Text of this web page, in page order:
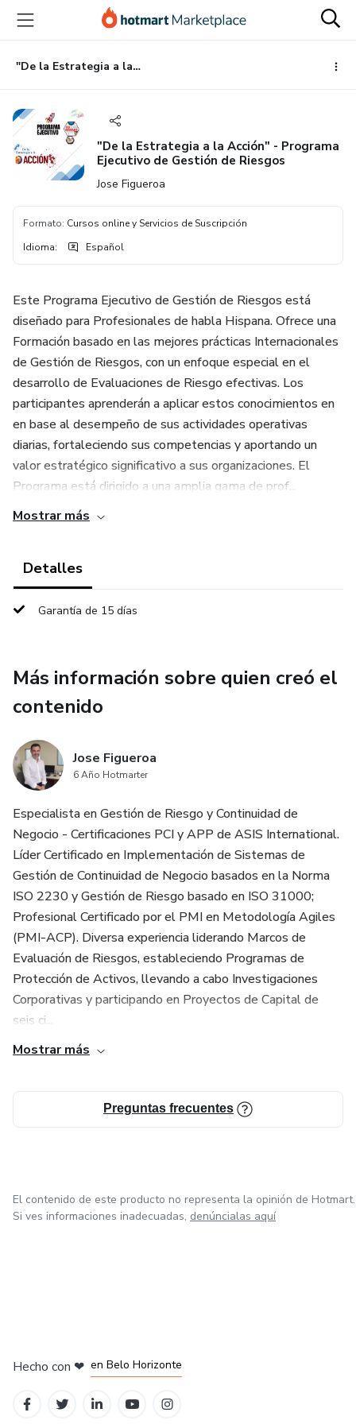
principal
página
de
página
"De la Estrategia a la Acción" - Programa Ejecutivo de Gestión de Riesgos
"De la Estrategia a la Acción" - Programa
Ejecutivo de Gestión de Riesgos
Jose Figueroa
Formato: Cursos online y Servicios de Suscripción
Idioma: Español
Este Programa Ejecutivo de Gestión de Riesgos está
diseñado para Profesionales de habla Hispana. Ofrece una
Formación basado en las mejores prácticas Internacionales
de Gestión de Riesgos, con un enfoque especial en el
desarrollo de Evaluaciones de Riesgo efectivas. Los
participantes aprenderán a aplicar estos conocimientos en
en base al desempeño de sus actividades operativas
diarias, fortaleciendo sus competencias y aportando un
valor estratégico significativo a sus organizaciones. El
Programa está dirigido a una amplia gama de prof...
Mostrar más
Detalles
Garantía de 15 días
Más información sobre quien creó el
contenido
Jose Figueroa
6 Año Hotmarter
Especialista en Gestión de Riesgo y Continuidad de
Negocio - Certificaciones PCI y APP de ASIS International.
Líder Certificado en Implementación de Sistemas de
Gestión de Continuidad de Negocio basados en la Norma
ISO 2230 y Gestión de Riesgo basado en ISO 31000;
Profesional Certificado por el PMI en Metodología Agiles
(PMI-ACP). Diversa experiencia liderando Marcos de
Evaluación de Riesgos, estableciendo Programas de
Protección de Activos, llevando a cabo Investigaciones
Corporativas y participando en Proyectos de Capital de
seis ci...
Mostrar más
Preguntas frecuentes
El contenido de este producto no representa la opinión de Hotmart.
Si ves informaciones inadecuadas, denúncialas aquí
Hecho con ❤ en Belo Horizonte